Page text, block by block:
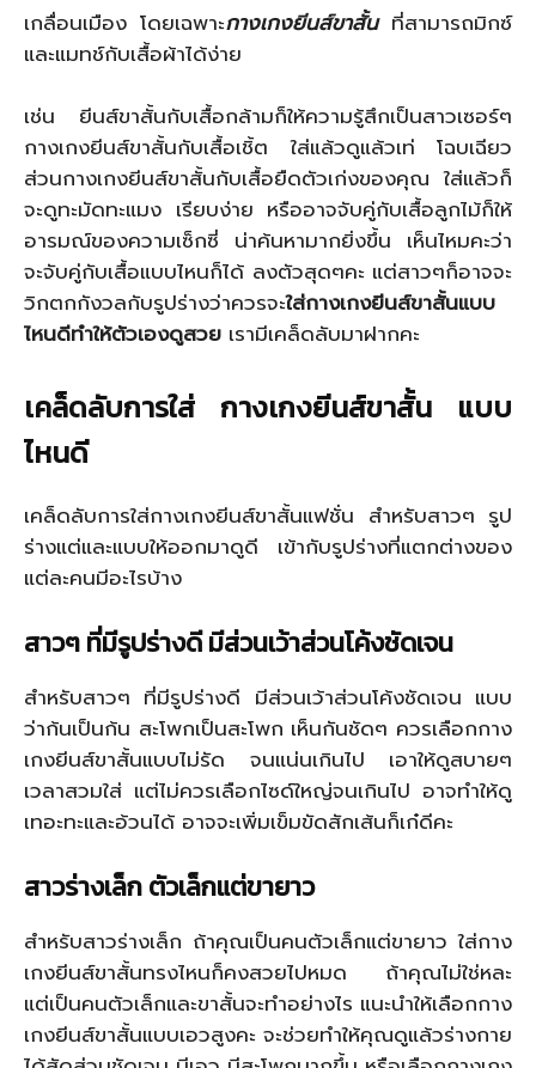
เกลื่อนเมือง โดยเฉพาะกางเกงยีนส์ขาสั้นที่สามารถมิกซ์
และแมทช์กับเสื้อผ้าได้ง่าย
เช่น ยีนส์ขาสั้นกับเสื้อกล้ามก็ให้ความรู้สึกเป็นสาวเซอร์ๆ
กางเกงยีนส์ขาสั้นกับเสื้อเชิ้ต ใส่แล้วดูแล้วเท่ โฉบเฉียว
ส่วนกางเกงยีนส์ขาสั้นกับเสื้อยืดตัวเก่งของคุณ ใส่แล้วก็
จะดูทะมัดทะแมง เรียบง่าย หรืออาจจับคู่กับเสื้อลูกไม้ก็ให้
อารมณ์ของความเซ็กซี่ น่าค้นหามากยิ่งขึ้น เห็นไหมคะว่า
จะจับคู่กับเสื้อแบบไหนก็ได้ ลงตัวสุดๆคะ แต่สาวๆก็อาจจะ
วิกตกกังวลกับรูปร่างว่าควรจะใส่กางเกงยีนส์ขาสั้นแบบ
ไหนดีทำให้ตัวเองดูสวย เรามีเคล็ดลับมาฝากคะ
เคล็ดลับการใส่ กางเกงยีนส์ขาสั้น แบบ
ไหนดี
เคล็ดลับการใส่กางเกงยีนส์ขาสั้นแฟชั่น สำหรับสาวๆ รูป
ร่างแต่และแบบให้ออกมาดูดี เข้ากับรูปร่างที่แตกต่างของ
แต่ละคนมีอะไรบ้าง
สาวๆ ที่มีรูปร่างดี มีส่วนเว้าส่วนโค้งชัดเจน
สำหรับสาวๆ ที่มีรูปร่างดี มีส่วนเว้าส่วนโค้งชัดเจน แบบ
ว่าก้นเป็นก้น สะโพกเป็นสะโพก เห็นกันชัดๆ ควรเลือกกาง
เกงยีนส์ขาสั้นแบบไม่รัด จนแน่นเกินไป เอาให้ดูสบายๆ
เวลาสวมใส่ แต่ไม่ควรเลือกไซด์ใหญ่จนเกินไป อาจทำให้ดู
เทอะทะและอ้วนได้ อาจจะเพิ่มเข็มขัดสักเส้นก็เก๋ดีคะ
สาวร่างเล็ก ตัวเล็กแต่ขายาว
สำหรับสาวร่างเล็ก ถ้าคุณเป็นคนตัวเล็กแต่ขายาว ใส่กาง
เกงยีนส์ขาสั้นทรงไหนก็คงสวยไปหมด ถ้าคุณไม่ใช่หละ
แต่เป็นคนตัวเล็กและขาสั้นจะทำอย่างไร แนะนำให้เลือกกาง
เกงยีนส์ขาสั้นแบบเอวสูงคะ จะช่วยทำให้คุณดูแล้วร่างกาย